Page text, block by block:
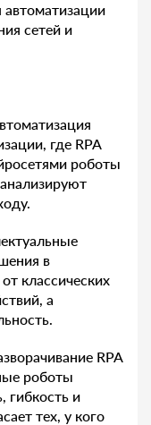
автоматизации
сетей и
где RPA
роботы
в
классических
а
RPA
роботы
гибкость и
тех, у кого